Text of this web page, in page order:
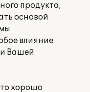
продукта,
основой
влияние
Вашей
хорошо